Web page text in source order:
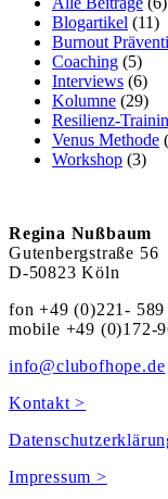
Blogartikel (11)
Burnout
Coaching (5)
Interviews (6)
Kolumne (29)
Resilienz-
Venus Methode
Workshop (3)
Regina Nußbaum
Gutenbergstraße 56
D-50823 Köln
fon +49 (0)221- 589
mobile +49 (0)172-
info@clubofhope.de
Kontakt >
Impressum >